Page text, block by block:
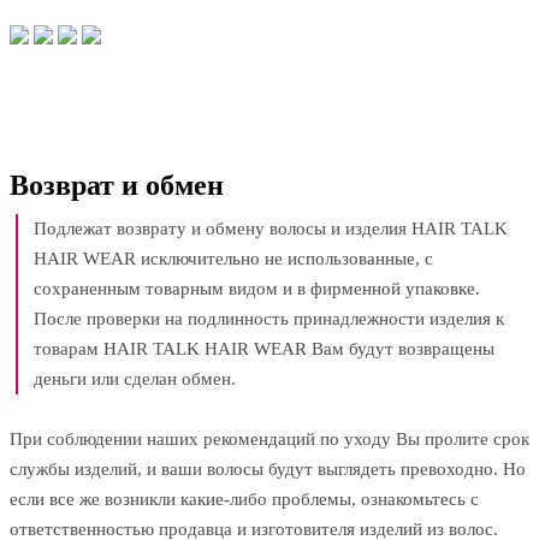
Возврат и обмен
Подлежат возврату и обмену волосы и изделия HAIR TALK
HAIR WEAR исключительно не использованные, с
сохраненным товарным видом и в фирменной упаковке.
После проверки на подлинность принадлежности изделия к
товарам HAIR TALK HAIR WEAR Вам будут возвращены
деньги или сделан обмен.
При соблюдении наших рекомендаций по уходу Вы пролите срок
службы изделий, и ваши волосы будут выглядеть превоходно. Но
если все же возникли какие-либо проблемы, ознакомьтесь с
ответственностью продавца и изготовителя изделий из волос.